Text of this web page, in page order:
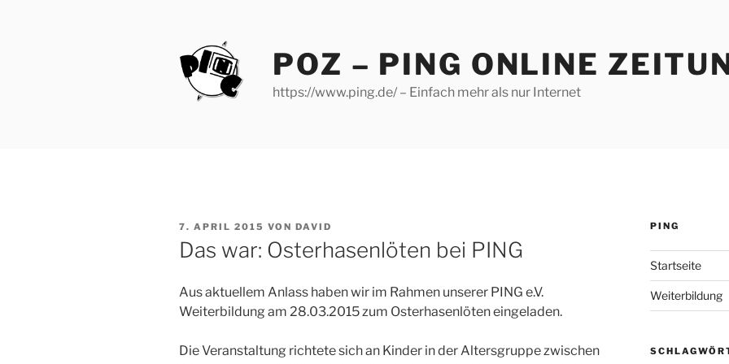
POZ – PING ONLINE
https://www.ping.de/ – Einfach mehr als nur Internet
VERÖFFENTLICHT
AM
7. APRIL 2015 VON DAVID
Das war: Osterhasenlöten bei PING
Aus aktuellem Anlass haben wir im Rahmen unserer PING e.V.
Weiterbildung am 28.03.2015 zum Osterhasenlöten eingeladen.
Die Veranstaltung richtete sich an Kinder in der Altersgruppe zwischen
PING
Startseite
Weiterbildung